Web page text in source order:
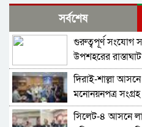
কোম্পানীগঞ্জে
দফার লিফলেট
জকিগঞ্জে আইনের
নির্বিঘ্নে ভবন
আলাউদ্দিন আলাই
বন্ধ থাকবে
নিরাপত্তাহীনতায়
সর্বশেষ
গুরুত্বপূর্ণ সংযোগ
উপশহরের
দিরাই-শাল্লা
মনোনয়নপত্র সংগ্রহ
সিলেট-৪ আসনে